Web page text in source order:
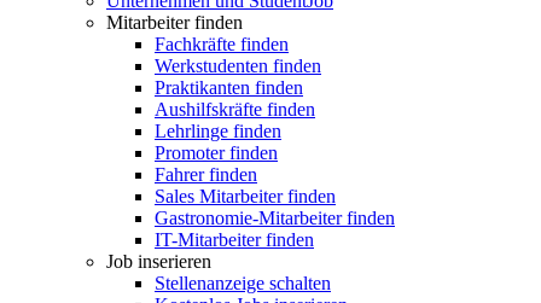
Mitarbeiter finden
Fachkräfte finden
Werkstudenten finden
Praktikanten finden
Aushilfskräfte finden
Lehrlinge finden
Promoter finden
Fahrer finden
Sales Mitarbeiter finden
Gastronomie-Mitarbeiter finden
IT-Mitarbeiter finden
Job inserieren
Stellenanzeige schalten